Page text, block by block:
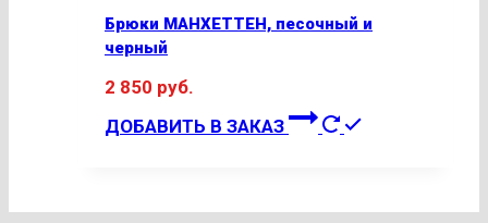
Опции
на
Брюки МАНХЕТТЕН, песочный и
черный
2 850 руб.
ДОБАВИТЬ В ЗАКАЗ
Этот